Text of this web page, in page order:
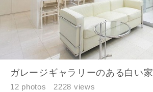
ガレージギャラリーのある白い家
12 photos 2228 views